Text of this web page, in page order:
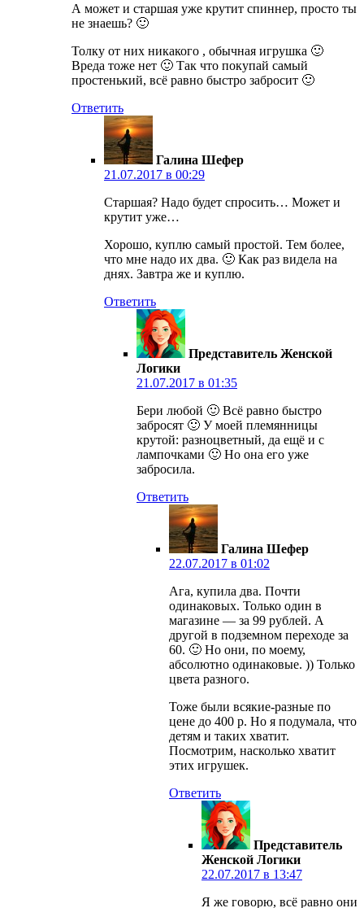
А может и старшая уже крутит спиннер, просто ты
не знаешь? 🙂
Толку от них никакого , обычная игрушка 🙂
Вреда тоже нет 🙂 Так что покупай самый
простенький, всё равно быстро забросит 🙂
Ответить
Галина Шефер
21.07.2017 в 00:29
Старшая? Надо будет спросить… Может и
крутит уже…
Хорошо, куплю самый простой. Тем более,
что мне надо их два. 🙂 Как раз видела на
днях. Завтра же и куплю.
Ответить
Представитель Женской
Логики
21.07.2017 в 01:35
Бери любой 🙂 Всё равно быстро
забросят 🙂 У моей племянницы
крутой: разноцветный, да ещё и с
лампочками 🙂 Но она его уже
забросила.
Ответить
Галина Шефер
22.07.2017 в 01:02
Ага, купила два. Почти
одинаковых. Только один в
магазине — за 99 рублей. А
другой в подземном переходе за
60. 🙂 Но они, по моему,
абсолютно одинаковые. )) Только
цвета разного.
Тоже были всякие-разные по
цене до 400 р. Но я подумала, что
детям и таких хватит.
Посмотрим, насколько хватит
этих игрушек.
Ответить
Представитель
Женской Логики
22.07.2017 в 13:47
Я же говорю, всё равно они